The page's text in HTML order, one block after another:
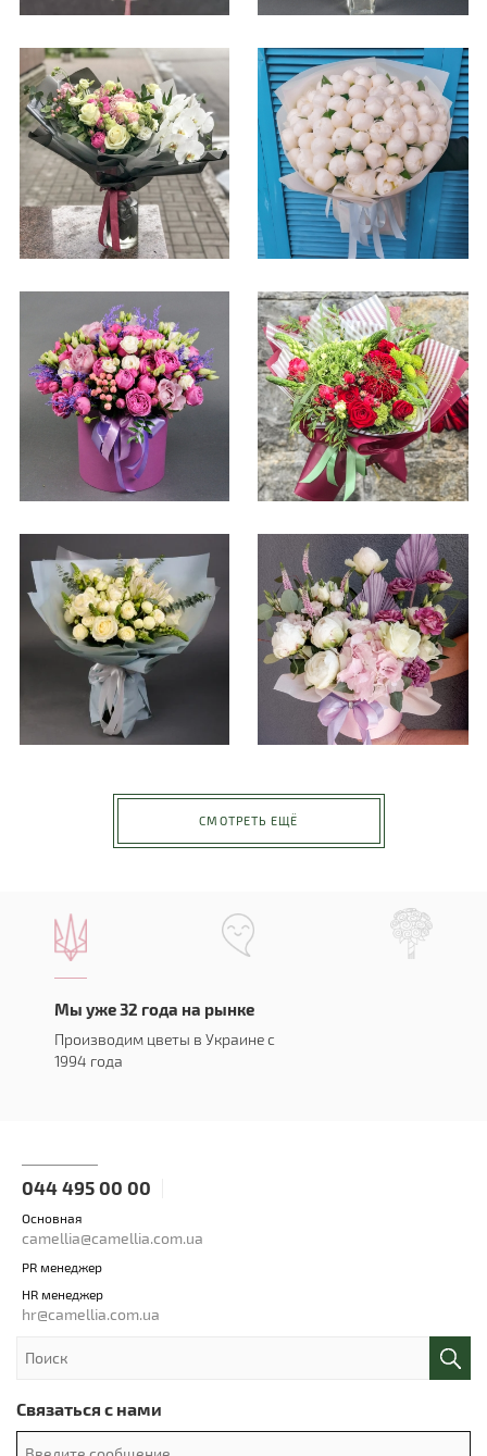
СМОТРЕТЬ ЕЩЁ
Мы уже 32 года на рынке
Производим цветы в Украине с
1994 года
044 495 00 00
Основная
camellia@camellia.com.ua
PR менеджер
HR менеджер
hr@camellia.com.ua
Связаться с нами